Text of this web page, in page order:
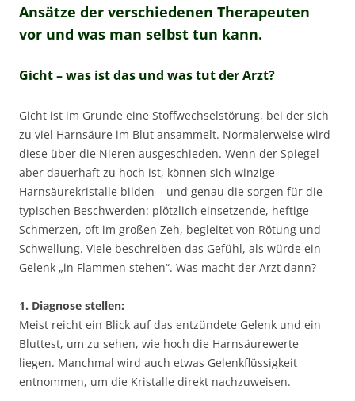
Ansätze der verschiedenen Therapeuten
vor und was man selbst tun kann.
Gicht – was ist das und was tut der Arzt?
Gicht ist im Grunde eine Stoffwechselstörung, bei der sich
zu viel Harnsäure im Blut ansammelt. Normalerweise wird
diese über die Nieren ausgeschieden. Wenn der Spiegel
aber dauerhaft zu hoch ist, können sich winzige
Harnsäurekristalle bilden – und genau die sorgen für die
typischen Beschwerden: plötzlich einsetzende, heftige
Schmerzen, oft im großen Zeh, begleitet von Rötung und
Schwellung. Viele beschreiben das Gefühl, als würde ein
Gelenk „in Flammen stehen“. Was macht der Arzt dann?
1. Diagnose stellen:
Meist reicht ein Blick auf das entzündete Gelenk und ein
Bluttest, um zu sehen, wie hoch die Harnsäurewerte
liegen. Manchmal wird auch etwas Gelenkflüssigkeit
entnommen, um die Kristalle direkt nachzuweisen.